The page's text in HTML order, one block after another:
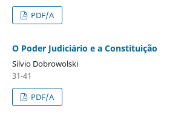
PDF/A
O Poder Judiciário e a Constituição
Silvio Dobrowolski
31-41
PDF/A